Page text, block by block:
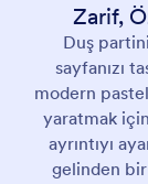
Zarif,
Duş
sayfanızı
modern
yaratmak
ayrıntıyı
gelinden